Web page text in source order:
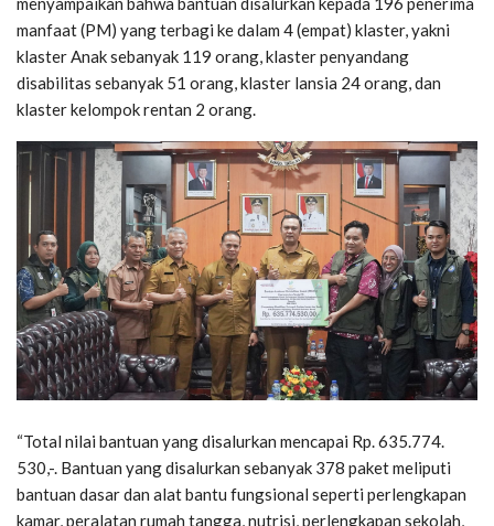
manfaat (PM) yang terbagi ke dalam 4 (empat) klaster, yakni
klaster Anak sebanyak 119 orang, klaster penyandang
disabilitas sebanyak 51 orang, klaster lansia 24 orang, dan
klaster kelompok rentan 2 orang.
“Total nilai bantuan yang disalurkan mencapai Rp. 635.774.
530,-. Bantuan yang disalurkan sebanyak 378 paket meliputi
bantuan dasar dan alat bantu fungsional seperti perlengkapan
kamar, peralatan rumah tangga, nutrisi, perlengkapan sekolah,